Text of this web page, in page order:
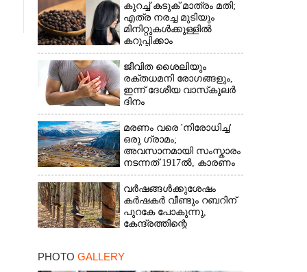
കുറച്ച് കടുക് മാത്രം മതി;
എത്ര നരച്ച മുടിയും
മിനിറ്റുകൾക്കുള്ളിൽ
കറുപ്പിക്കാം
ജീവിത ശൈലിയും
രക്തധമനി രോഗങ്ങളും,
ഇന്ന് ദേശീയ വാസ്‌കുലര്‍
ദിനം
മരണം വരെ 'നിരോധിച്ച'
ഒരു ഗ്രാമം;
അവസാനമായി സംസ്കാരം
നടന്നത് 1917ൽ, കാരണം
വർഷങ്ങൾക്കുശേഷം
കർഷകർ വീണ്ടും റബറിന്
പുറകേ പോകുന്നു,
കേന്ദ്രത്തിന്റെ
PHOTO GALLERY